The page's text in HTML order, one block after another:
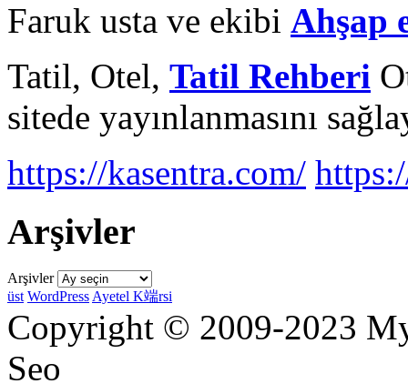
Faruk usta ve ekibi Ahşap
Tatil, Otel, Tatil Rehberi
sitede yayınlanmasını
https://kasentra.com/
Arşivler
Arşivler
üst WordPress Ayetel K端rsi
Copyright © 2009-2023
Seo